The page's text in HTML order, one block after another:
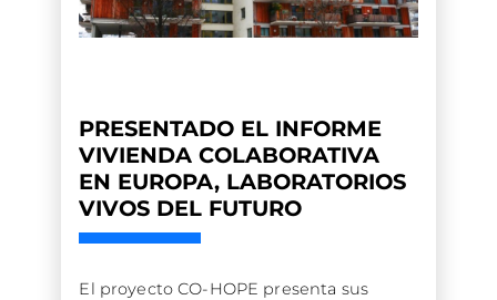
PRESENTADO EL INFORME
VIVIENDA COLABORATIVA
EN EUROPA, LABORATORIOS
VIVOS DEL FUTURO
El proyecto CO-HOPE presenta sus